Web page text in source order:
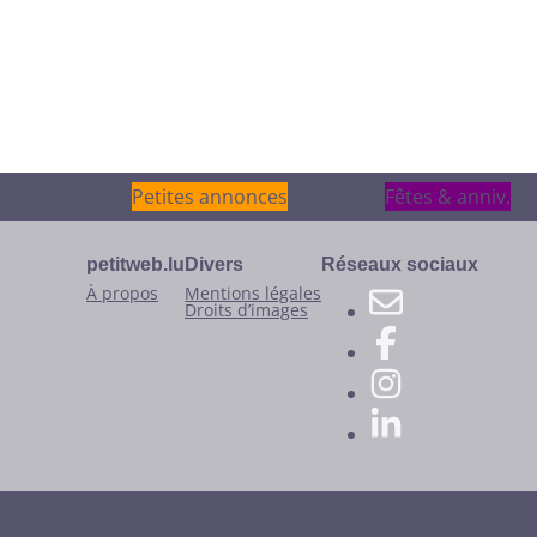
Petites annonces
Petites annonces Fêtes & anniv.
Fêtes & anniv.
petitweb.lu
À propos
Divers
Mentions légales
Droits d’images
Réseaux sociaux